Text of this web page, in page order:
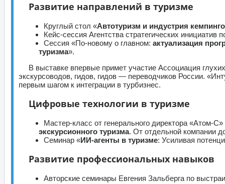
Развитие направлений в туризме
Круглый стол «Автотуризм и индустрия
Кейс-сессия Агентства стратегических инициатив
Сессия «По-новому о главном: актуализация
туризма».
В выставке впервые примет участие Ассоциация
экскурсоводов, гидов, гидов — переводчиков России.
первым шагом к интеграции в турбизнес.
Цифровые технологии в туризме
Мастер-класс от генерального директора «Атом-С»
экскурсионного туризма. От отдельной компании
Семинар «ИИ-агенты в туризме: Усиливая
Развитие профессиональных навыков
Авторские семинары Евгения Зальберга по